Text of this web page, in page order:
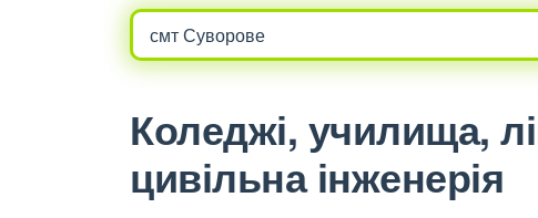
Коледжі, училища,
цивільна інженерія